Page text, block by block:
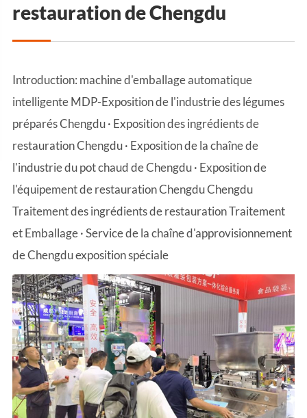
restauration de Chengdu
Introduction: machine d'emballage automatique
intelligente MDP-Exposition de l'industrie des légumes
préparés Chengdu · Exposition des ingrédients de
restauration Chengdu · Exposition de la chaîne de
l'industrie du pot chaud de Chengdu · Exposition de
l'équipement de restauration Chengdu Chengdu
Traitement des ingrédients de restauration Traitement
et Emballage · Service de la chaîne d'approvisionnement
de Chengdu exposition spéciale